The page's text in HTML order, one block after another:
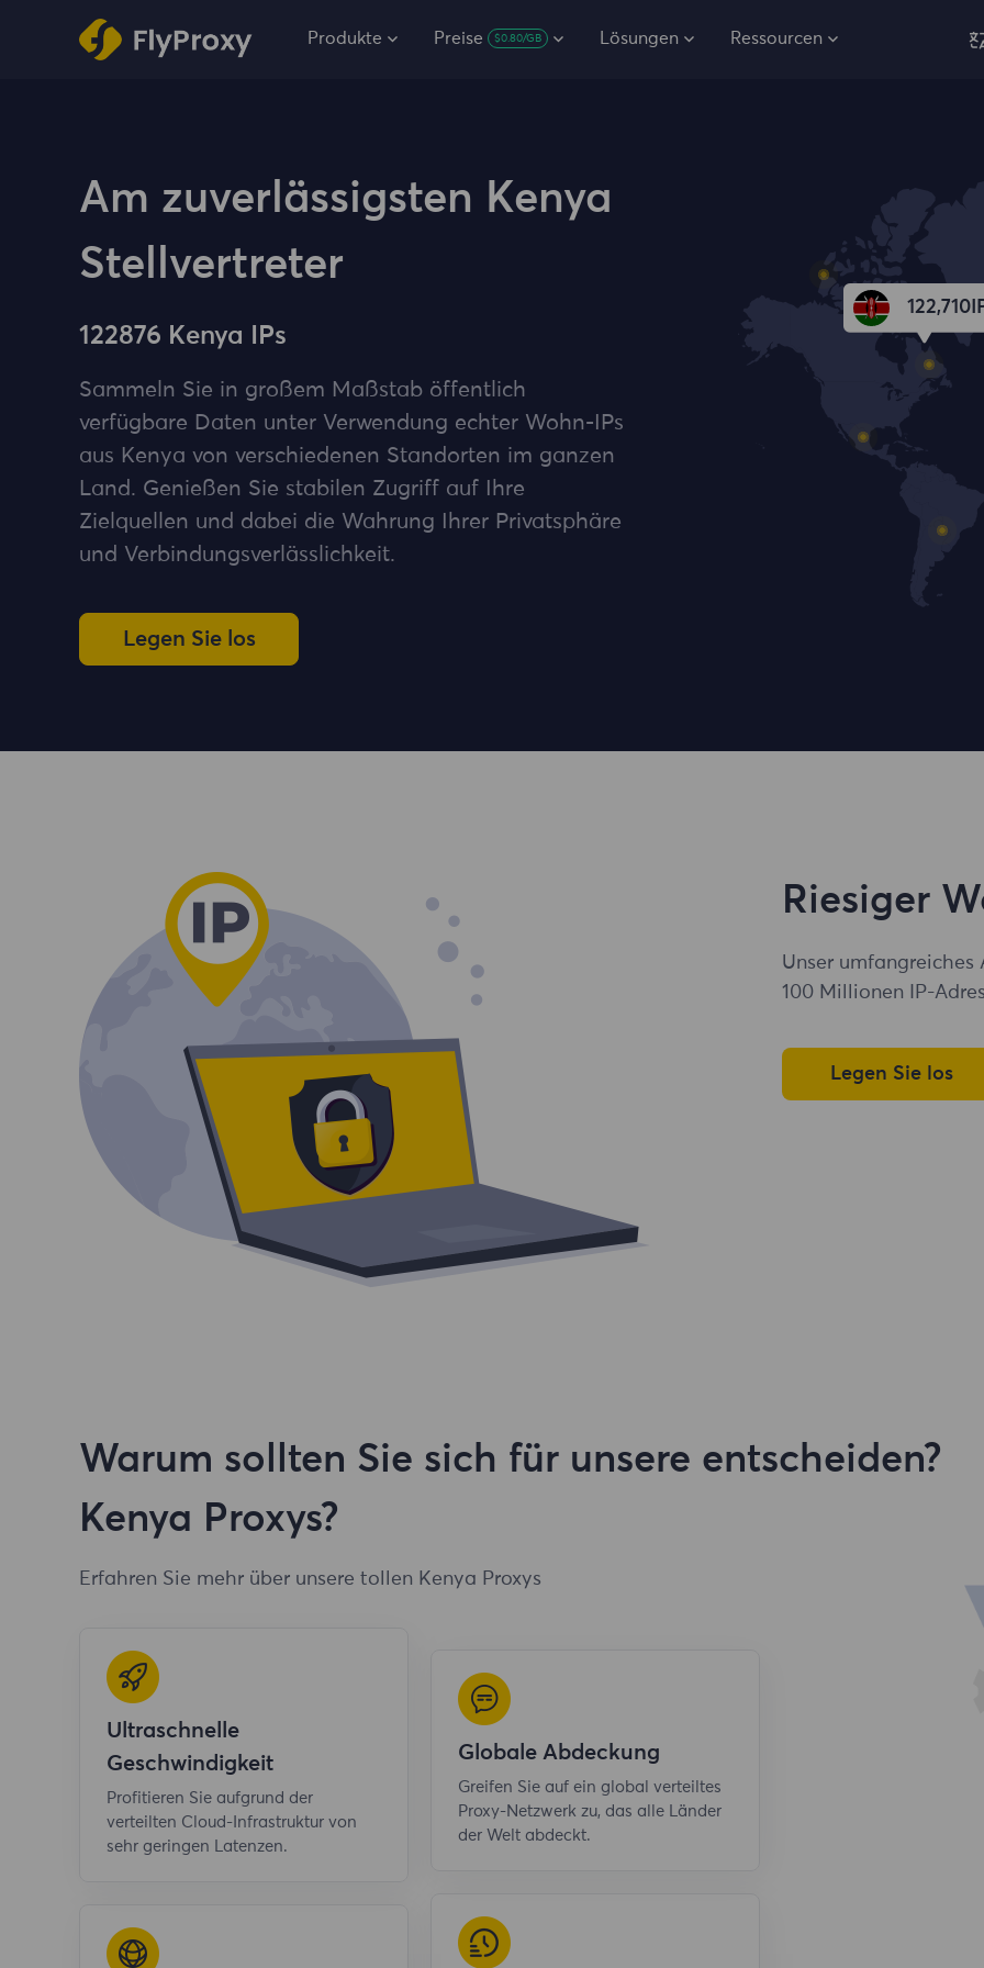
Produkte Preise $0.80/GB Lösungen Ressourcen
Am zuverlässigsten Kenya
Stellvertreter
122876 Kenya IPs
Sammeln Sie in großem Maßstab öffentlich
verfügbare Daten unter Verwendung echter Wohn-IPs
aus Kenya von verschiedenen Standorten im ganzen
Land. Genießen Sie stabilen Zugriff auf Ihre
Zielquellen und dabei die Wahrung Ihrer Privatsphäre
und Verbindungsverlässlichkeit.
Legen Sie los
122,876
Riesiger
Unser
100 Millionen IP-
Legen Sie los
Warum sollten Sie sich für unsere entscheiden?
Kenya Proxys?
Erfahren Sie mehr über unsere tollen Kenya Proxys
Ultraschnelle
Geschwindigkeit
Profitieren Sie aufgrund der
verteilten Cloud-Infrastruktur von
sehr geringen Latenzen.
Globale Abdeckung
Greifen Sie auf ein global verteiltes
Proxy-Netzwerk zu, das alle Länder
der Welt abdeckt.